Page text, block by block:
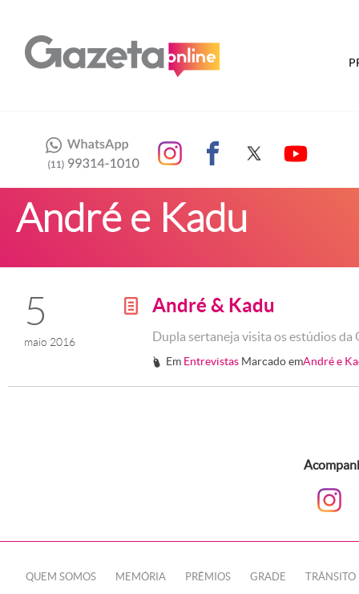
André e Kadu
5
maio 2016
g André & Kadu
Dupla sertaneja visita os estúdios
# Em Entrevistas Marcado emAndré e
QUEM SOMOS MEMÓRIA PRÊMIOS GRADE TRÂNSITO